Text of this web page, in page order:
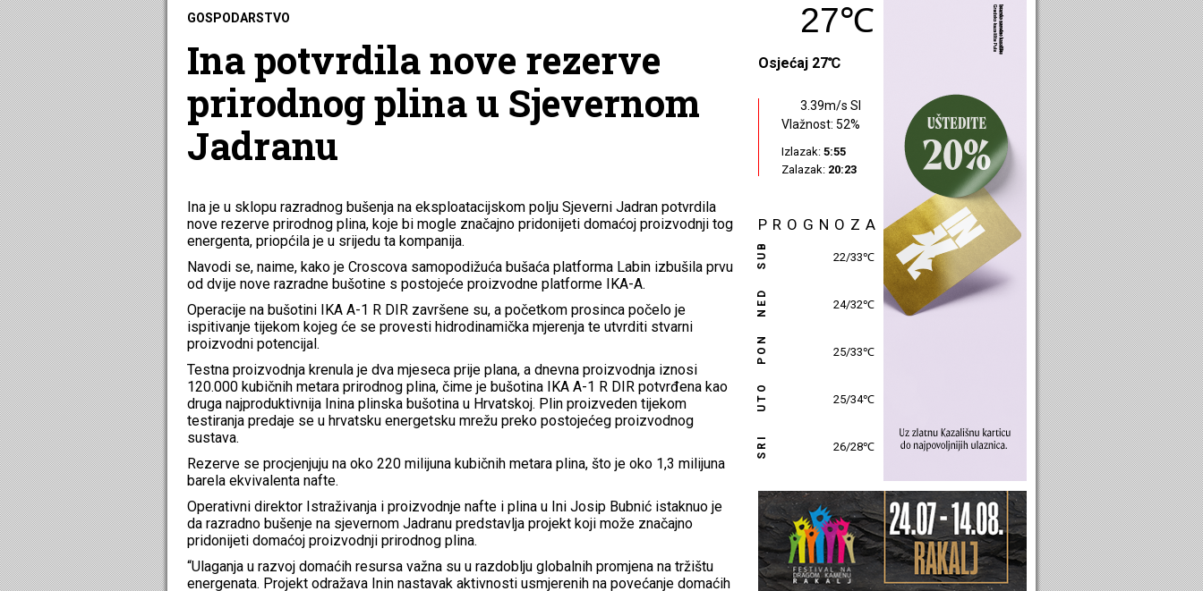
GOSPODARSTVO
Ina potvrdila nove rezerve
prirodnog plina u Sjevernom
Jadranu
Ina je u sklopu razradnog bušenja na eksploatacijskom polju Sjeverni Jadran potvrdila
nove rezerve prirodnog plina, koje bi mogle značajno pridonijeti domaćoj proizvodnji tog
energenta, priopćila je u srijedu ta kompanija.
Navodi se, naime, kako je Croscova samopodižuća bušaća platforma Labin izbušila prvu
od dvije nove razradne bušotine s postojeće proizvodne platforme IKA-A.
Operacije na bušotini IKA A-1 R DIR završene su, a početkom prosinca počelo je
ispitivanje tijekom kojeg će se provesti hidrodinamička mjerenja te utvrditi stvarni
proizvodni potencijal.
Testna proizvodnja krenula je dva mjeseca prije plana, a dnevna proizvodnja iznosi
120.000 kubičnih metara prirodnog plina, čime je bušotina IKA A-1 R DIR potvrđena kao
druga najproduktivnija Inina plinska bušotina u Hrvatskoj. Plin proizveden tijekom
testiranja predaje se u hrvatsku energetsku mrežu preko postojećeg proizvodnog
sustava.
Rezerve se procjenjuju na oko 220 milijuna kubičnih metara plina, što je oko 1,3 milijuna
barela ekvivalenta nafte.
Operativni direktor Istraživanja i proizvodnje nafte i plina u Ini Josip Bubnić istaknuo je
da razradno bušenje na sjevernom Jadranu predstavlja projekt koji može značajno
pridonijeti domaćoj proizvodnji prirodnog plina.
“Ulaganja u razvoj domaćih resursa važna su u razdoblju globalnih promjena na tržištu
energenata. Projekt odražava Inin nastavak aktivnosti usmjerenih na povećanje domaćih
32℃
Osjećaj 33℃
1.07m/s SI
Vlažnost: 39%
Izlazak: 5:57
Zalazak: 20:25
PROGNOZA
SUB 25/31℃
NED 26/31℃
PON 26/31℃
UTO 26/32℃
SRI 27/29℃